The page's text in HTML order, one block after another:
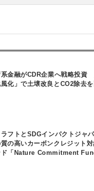
系金融がCDR企業へ戦略投資
化」で土壌改良とCO2除去
フトとSDGインパクトジャパ
の高いカーボンクレジット
ド「Nature Commitment